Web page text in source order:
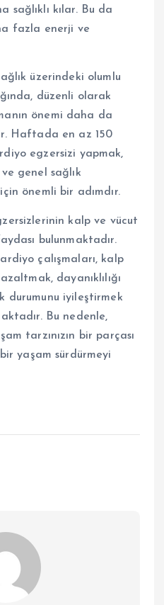
sağlıklı kılar. Bu da
fazla enerji ve
üzerindeki olumlu
düzenli olarak
önemi daha da
Haftada en az 150
egzersizi yapmak,
ve genel sağlık
önemli bir adımdır.
kalp ve vücut
bulunmaktadır.
çalışmaları, kalp
dayanıklılığı
durumunu iyileştirmek
Bu nedenle,
tarzınızın bir parçası
yaşam sürdürmeyi